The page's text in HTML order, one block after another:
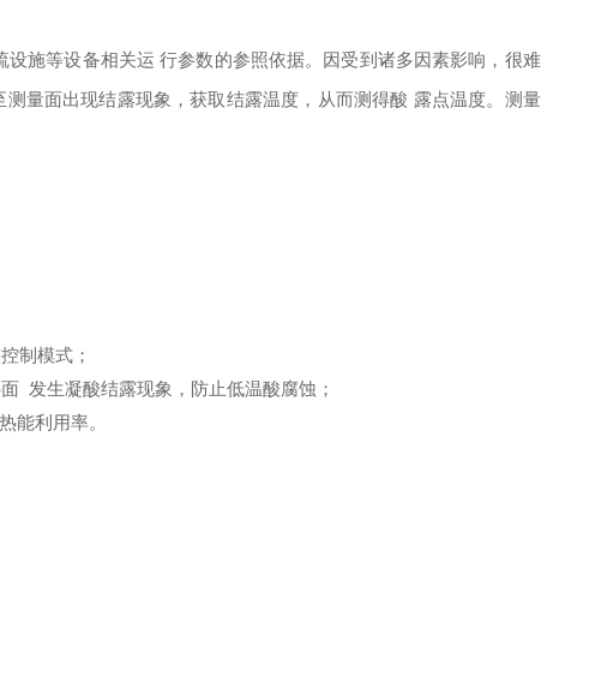
施等设备相关运 行参数的参照依据。因受到诸多因素影响，很难
量面出现结露现象，获取结露温度，从而测得酸 露点温度。测量
制模式；
发生凝酸结露现象，防止低温酸腐蚀；
能利用率。